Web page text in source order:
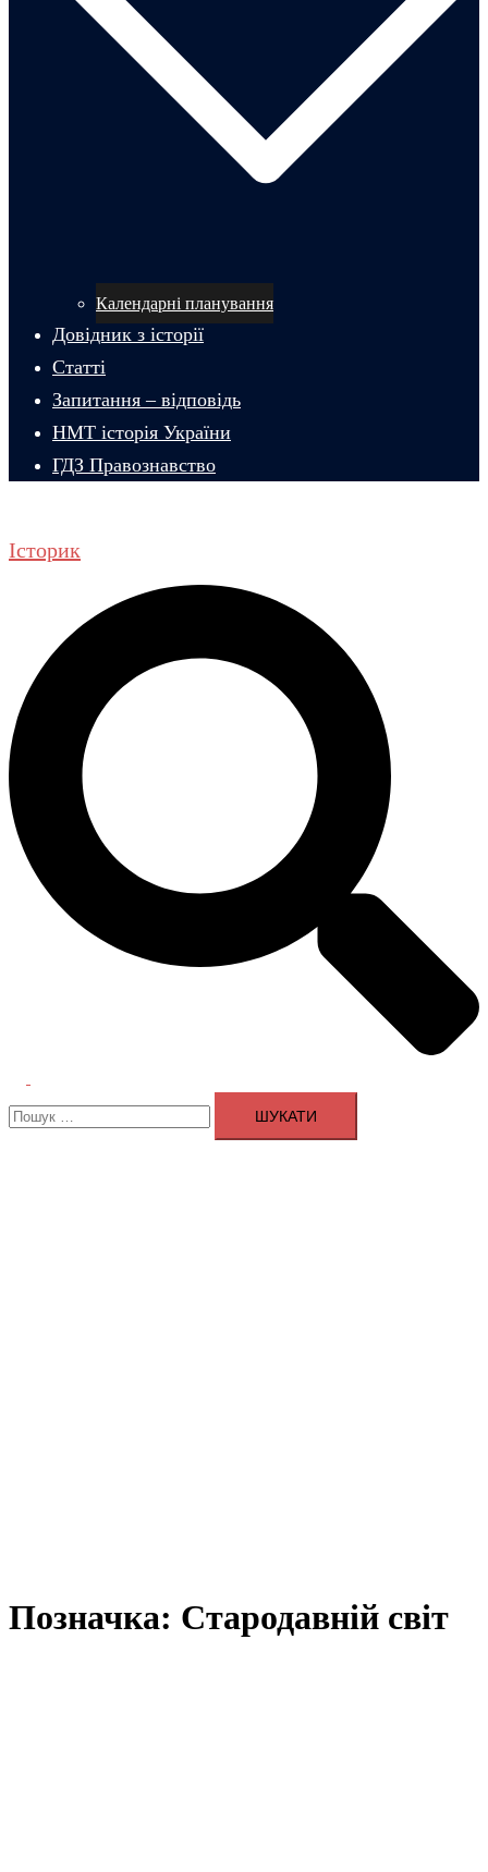
Календарні планування
Довідник з історії
Статті
Запитання – відповідь
НМТ історія України
ГДЗ Правознавство
Історик
меню
Пошук:
Позначка: Стародавній світ